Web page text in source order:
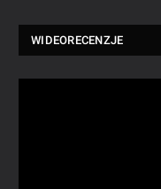
WIDEORECENZJE